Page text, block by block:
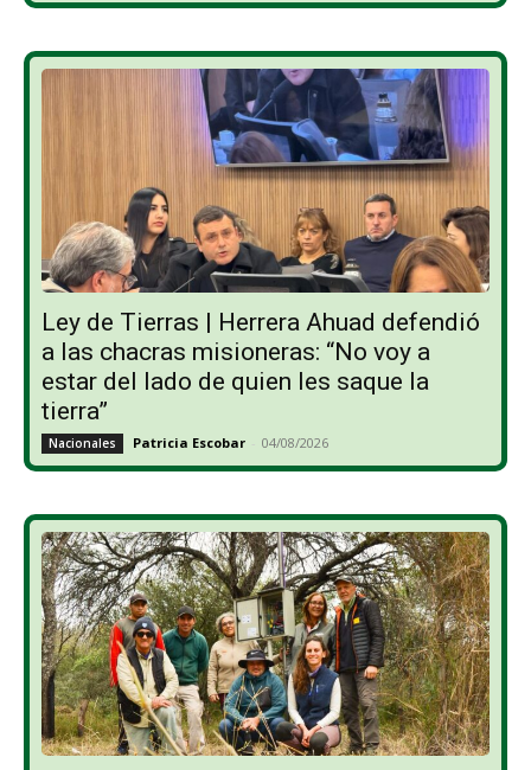
Ley de Tierras | Herrera Ahuad defendió
a las chacras misioneras: “No voy a
estar del lado de quien les saque la
tierra”
Nacionales Patricia Escobar - 04/08/2026